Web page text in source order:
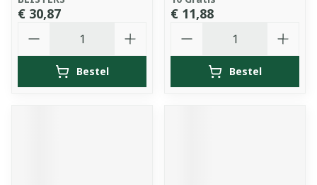
€ 30,87
Bestel
€ 11,88
Bestel